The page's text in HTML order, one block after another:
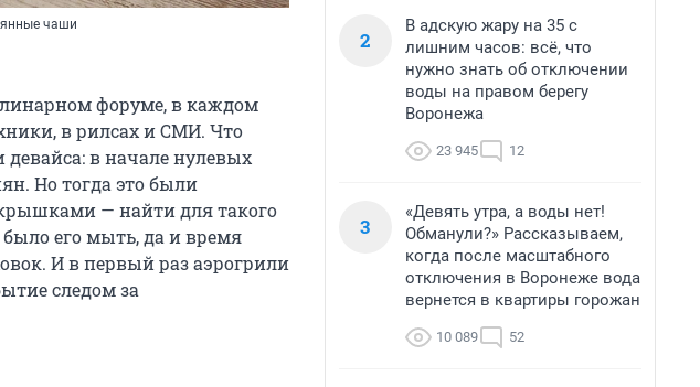
чаши
форуме, в каждом
в рилсах и СМИ. Что
девайса: в начале нулевых
Но тогда это были
— найти для такого
его мыть, да и время
И в первый раз аэрогрили
следом за
2
В адскую жару на 35 с
лишним часов: всё, что
нужно знать об отключении
воды на правом берегу
Воронежа
23 945 12
3
«Девять утра, а воды нет!
Обманули?» Рассказываем,
когда после масштабного
отключения в Воронеже вода
вернется в квартиры горожан
10 089 52